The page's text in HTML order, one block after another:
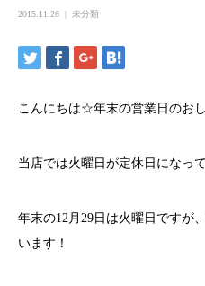
2015.11.26 未分類
こんにちは☆年末の営業日のお
当店では火曜日が定休日になっ
年末の12月29日は火曜日ですが
います！